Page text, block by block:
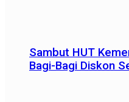
Sambut HUT
Bagi-Bagi Diskon